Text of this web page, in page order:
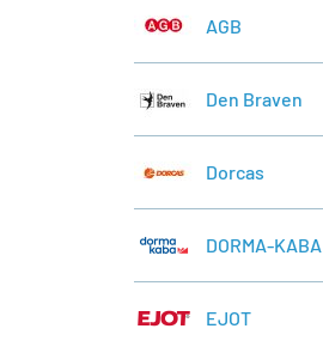
AGB
Den Braven
Dorcas
DORMA-KABA
EJOT